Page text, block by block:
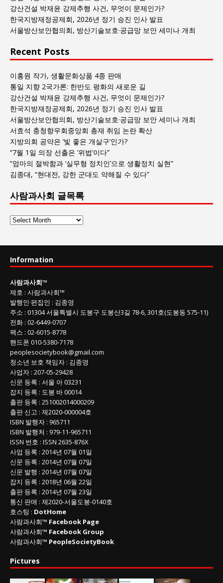
목
록
강산건설 박재윤 강제추행 사건, 무엇이 문제인가?
한국지방재정공제회, 2026년 정기 승진 인사 발표
서울방산보안협의회, 방산기술보호·공급망 보안 세미나 개최
Recent Posts
이홍원 작가, 생활문화상품 4종 판매
통일 지향 2국가론: 한반도 평화의 새로운 길
강산건설 박재윤 강제추행 사건, 무엇이 문제인가?
한국지방재정공제회, 2026년 정기 승진 인사 발표
서울방산보안협의회, 방산기술보호·공급망 보안 세미나 개최
서효석 충청향우회중앙회 총재 취임 논란 확산
지방의회 공약은 ‘빛 좋은 개살구’인가?
“7월 1일 의장 선출은 ‘위법’이다”
“엄마의 절박함과 ‘실무형 정치인’으로 생활정치 실현”
김종대, “현대전, 강한 군대도 약해질 수 있다”
사람과사회 글목록
사
회
목
록
Information
사람과사회™
제호 : 사람과사회™
발행인·편집인 : 김종영
주소 : 01304서울특별시 도봉구 도봉산3길 78-6, 301호(도봉동 575-11)
전화 : 02-6449-0707
팩스 : 02-6015-8778
핸드폰 010-5380-7178
peoplesocietybook@gmail.com
청소년 보호 책임자 : 김종영
사업자 : 207-05-29428
신문 등록 : 서울 아 03231
잡지 등록 : 도봉 바 00014
출판 등록 : 251002014000209
출판 신고 : 제2020-000004호
ISBN 발행자 : 965711
ISBN 발행처 : 979-11-965711
ISSN 번호 : ISSN 2635-876X
사업 등록 : 2014년 07월 01일
신문 등록 : 2014년 07월 07일
신문 발행 : 2014년 07월 07일
잡지 등록 : 2018년 06월 22일
출판 등록 : 2014년 07월 23일
통신 판매 : 제2020-서울도봉-0140호
호스팅 : DotHome
사람과사회™ Facebook Page
사람과사회™ Facebook Group
사람과사회™ PeopleSocietyBook
Pictures